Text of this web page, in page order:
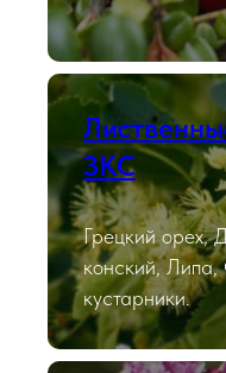
ЗКС
Грецкий орех,
конский, Липа,
кустарники.